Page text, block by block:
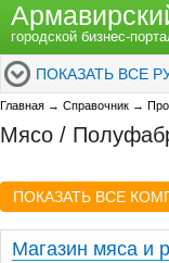
городской бизнес-
ПОКАЗАТЬ ВСЕ
Главная → Справочник →
Мясо /
ПОКАЗАТЬ ВСЕ
Магазин мяса и